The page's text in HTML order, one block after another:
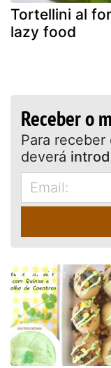
Tortellini al
lazy food
Receber o
deverá